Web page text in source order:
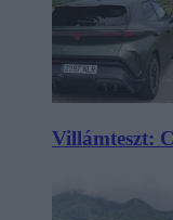
Villámteszt: